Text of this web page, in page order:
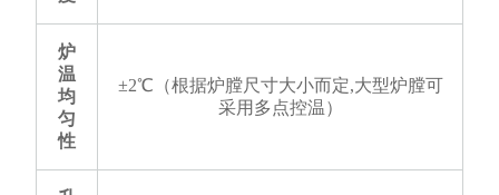
炉
温
均
匀
性
±2℃（根据炉膛尺寸大小而定,大型炉膛可
采用多点控温）